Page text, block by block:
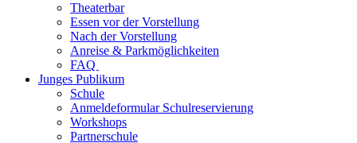
Theaterbar
Essen vor der Vorstellung
Nach der Vorstellung
Anreise & Parkmöglichkeiten
FAQ
Junges Publikum
Schule
Anmeldeformular Schulreservierung
Workshops
Partnerschule